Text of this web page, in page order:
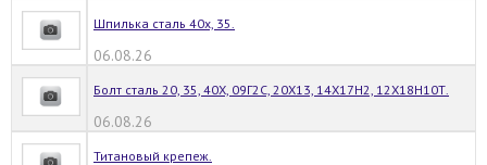
Шпилька сталь 40х, 35.
06.08.26
Болт сталь 20, 35, 40Х, 09Г2С, 20Х13, 14Х17Н2, 12Х18Н10Т.
06.08.26
Титановый крепеж.